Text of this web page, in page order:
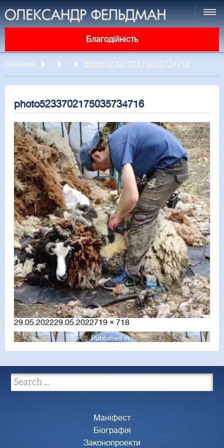
Благодійність
главная photo5233702175035734716
photo5233702175035734716
Posted
on
29.05.202229.05.2022Full
size
719 × 718
Published in
Маніфест
Біографія
Законопроекти